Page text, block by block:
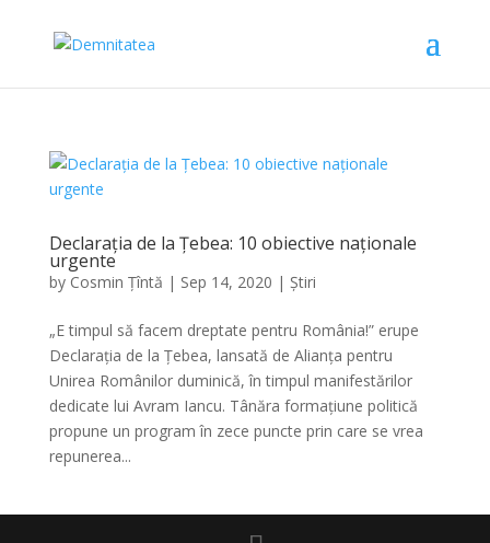
Declarația de la Țebea: 10 obiective naționale
urgente
by Cosmin Țîntă | Sep 14, 2020 | Știri
„E timpul să facem dreptate pentru România!” erupe
Declarația de la Țebea, lansată de Alianța pentru
Unirea Românilor duminică, în timpul manifestărilor
dedicate lui Avram Iancu. Tânăra formațiune politică
propune un program în zece puncte prin care se vrea
repunerea...